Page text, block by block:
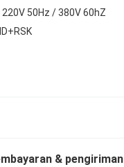
220V 50Hz / 380V 60hZ
& pengiriman